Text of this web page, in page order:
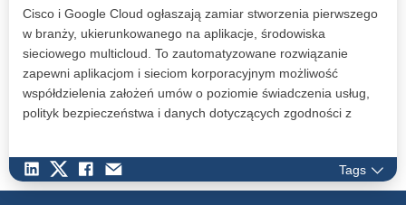
Cisco i Google Cloud ogłaszają zamiar stworzenia pierwszego
w branży, ukierunkowanego na aplikacje, środowiska
sieciowego multicloud. To zautomatyzowane rozwiązanie
zapewni aplikacjom i sieciom korporacyjnym możliwość
współdzielenia założeń umów o poziomie świadczenia usług,
polityk bezpieczeństwa i danych dotyczących zgodności z
Tags